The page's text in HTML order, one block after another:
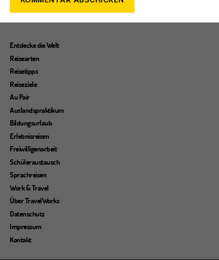
Entdecke die Welt
Reisearten
Reisetipps
Reiseziele
Au Pair
Auslandspraktikum
Bildungsurlaub
Erlebnisreisen
Freiwilligenarbeit
Schüleraustausch
Sprachreisen
Work & Travel
Über TravelWorks
Datenschutz
Impressum
Kontakt